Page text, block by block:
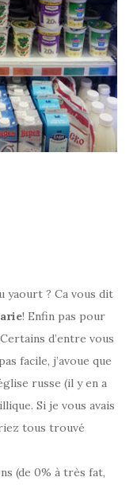
yaourt ? Ca vous dit
! Enfin pas pour
d’entre vous
facile, j’avoue que
russe (il y en a
Si je vous avais
tous trouvé
(de 0% à très fat,